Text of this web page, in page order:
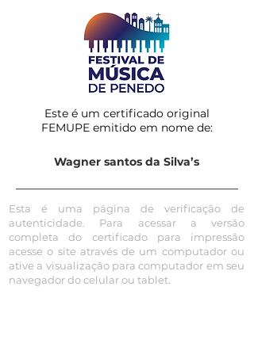
Este é um certificado original
FEMUPE emitido em nome de:
Wagner santos da Silva’s
Esta é uma página de verificação de
autenticidade. Para acessar a versão
completa do certificado para impressão
acesse o site através de um computador ou
ative a visualização para computador em seu
navegador do celular ou tablet.